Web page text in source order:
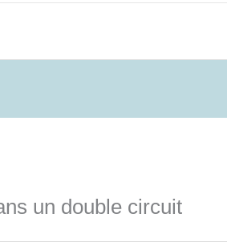
un double circuit